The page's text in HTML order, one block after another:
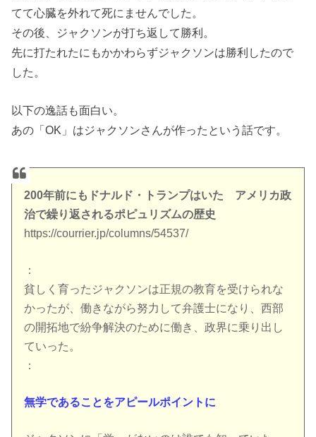
てて心臓を外れて死にませんでした。
その後、ジャクソンが打ち返して勝利。
先に打たれたにもかかわらずジャクソンは勝利したので
した。
以下の逸話も面白い。
あの「OK」はジャクソンさんが作ったという話です。
200年前にもドナルド・トランプはいた アメリカ政
治で繰り返されるポピュリズムの歴史
https://courrier.jp/columns/54537/
：
貧しく育ったジャクソンは正規の教育を受けられな
かったが、働きながら努力して弁護士になり、西部
の開拓地で紛争解決のために働き、政界に乗り出し
ていった。
：
無学であることをアピールポイントに